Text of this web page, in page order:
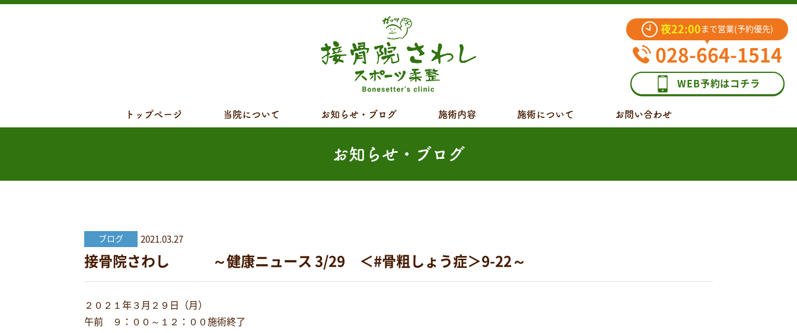
夜22:00 まで営業(予約優先)
028-664-1514
WEB予約はコチラ
トップページ 当院について お知らせ・ブログ 施術内容 施術について お問い合わせ
お知らせ・ブログ
ブログ 2021.03.27
接骨院さわし ～健康ニュース 3/29 ＜#骨粗しょう症＞9-22～
２０２１年３月２９日（月）
午前 ９：００～１２：００施術終了